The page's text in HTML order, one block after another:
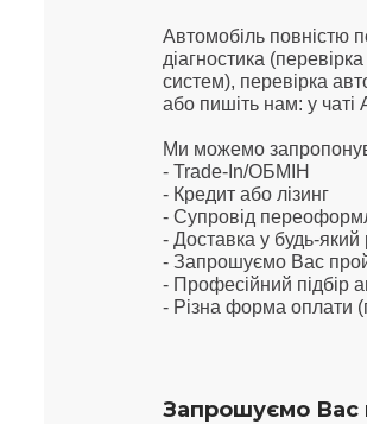
Автомобіль повністю
діагностика
систем), перевірка
або пишіть нам: у
Ми можемо
- Trade-In/ОБМІН
- Кредит або лізинг
- Супровід
- Доставка у будь-який
- Запрошуємо Вас
- Професійний підбір
- Різна форма оплати
Запрошуємо Вас